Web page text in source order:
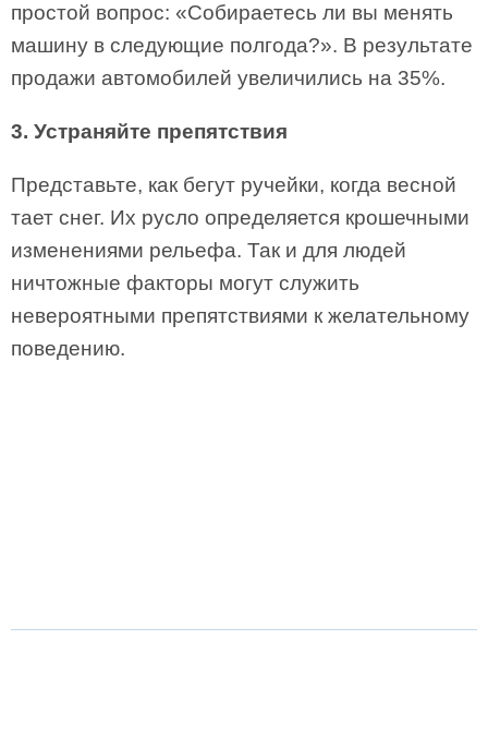
простой вопрос: «Собираетесь ли вы менять
машину в следующие полгода?». В результате
продажи автомобилей увеличились на 35%.
3. Устраняйте препятствия
Представьте, как бегут ручейки, когда весной
тает снег. Их русло определяется крошечными
изменениями рельефа. Так и для людей
ничтожные факторы могут служить
невероятными препятствиями к желательному
поведению.